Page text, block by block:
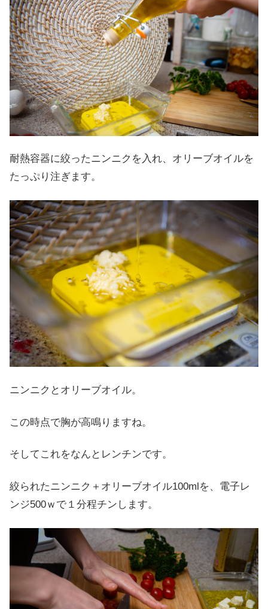
耐熱容器に絞ったニンニクを入れ、オリーブオイルを
たっぷり注ぎます。
ニンニクとオリーブオイル。
この時点で胸が高鳴りますね。
そしてこれをなんとレンチンです。
絞られたニンニク＋オリーブオイル100mlを、電子レ
ンジ500ｗで１分程チンします。